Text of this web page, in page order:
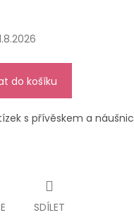
do košíku
s přívěskem a
SDÍLET